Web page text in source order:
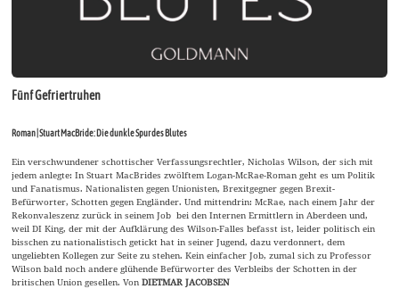
Fünf Gefriertruhen
Roman | Stuart MacBride: Die dunkle Spur des Blutes
Ein verschwundener schottischer Verfassungsrechtler, Nicholas Wilson, der sich mit
jedem anlegte: In Stuart MacBrides zwölftem Logan-McRae-Roman geht es um Politik
und Fanatismus. Nationalisten gegen Unionisten, Brexitgegner gegen Brexit-
Befürworter, Schotten gegen Engländer. Und mittendrin: McRae, nach einem Jahr der
Rekonvaleszenz zurück in seinem Job bei den Internen Ermittlern in Aberdeen und,
weil DI King, der mit der Aufklärung des Wilson-Falles befasst ist, leider politisch ein
bisschen zu nationalistisch getickt hat in seiner Jugend, dazu verdonnert, dem
ungeliebten Kollegen zur Seite zu stehen. Kein einfacher Job, zumal sich zu Professor
Wilson bald noch andere glühende Befürworter des Verbleibs der Schotten in der
britischen Union gesellen. VonDIETMAR JACOBSEN